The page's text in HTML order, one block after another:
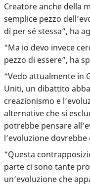
Creatore anche della
semplice pezzo
di per sé stessa”, ha
“Ma io devo invece
pezzo di essere”, ha
“Vedo attualmente in
Uniti, un dibattito
creazionismo e
alternative che si
potrebbe pensare
l’evoluzione dovrebbe
“Questa
parte ci sono tante
un’evoluzione che